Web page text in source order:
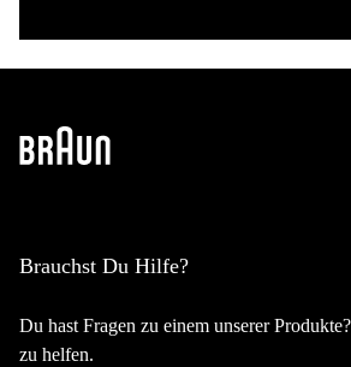
Brauchst Du Hilfe?
Du hast Fragen zu einem unserer
zu helfen.